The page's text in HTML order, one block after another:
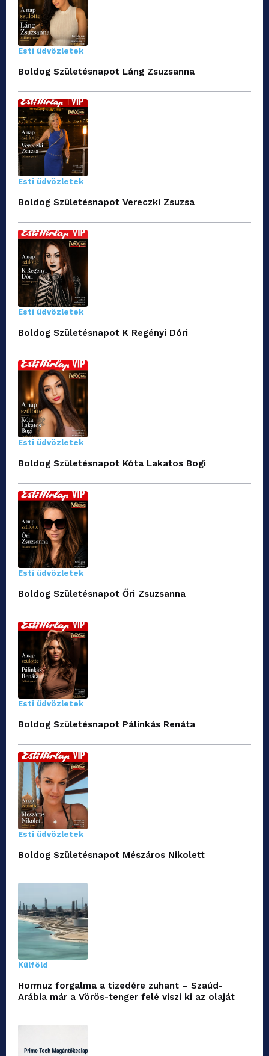
Esti üdvözletek
Boldog Születésnapot Láng Zsuzsanna
Esti üdvözletek
Boldog Születésnapot Vereczki Zsuzsa
Esti üdvözletek
Boldog Születésnapot K Regényi Dóri
Esti üdvözletek
Boldog Születésnapot Kóta Lakatos Bogi
Esti üdvözletek
Boldog Születésnapot Őri Zsuzsanna
Esti üdvözletek
Boldog Születésnapot Pálinkás Renáta
Esti üdvözletek
Boldog Születésnapot Mészáros Nikolett
Külföld
Hormuz forgalma a tizedére zuhant – Szaúd-
Arábia már a Vörös-tenger felé viszi ki az olaját